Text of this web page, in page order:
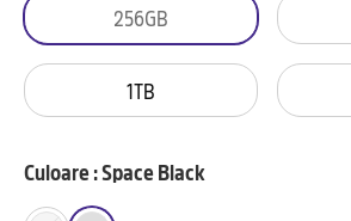
256GB
1TB
Culoare : Space Black